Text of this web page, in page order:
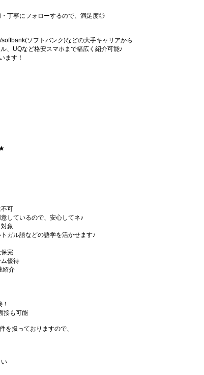
丁寧にフォローするので、満足度◎
ソフトバンク)などの大手キャリアから
、UQなど格安スマホまで幅広く紹介可能♪
ます！
可
しているので、安心してネ♪
象
ガル語などの語学を活かせます♪
完
優待
紹介
接も可能
を扱っておりますので、
い